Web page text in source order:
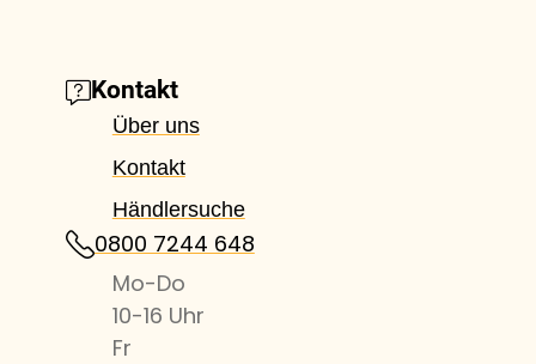
Kontakt
Über uns
Kontakt
Händlersuche
0800 7244 648
Mo-Do
10-16 Uhr
Fr